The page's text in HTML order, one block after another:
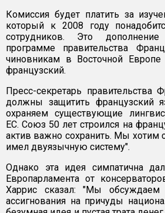
Комиссия будет платить за
который к 2008 году
сотрудников. Это
программе правительства
чиновникам в Восточной
французский.
Пресс-секретарь правительства
должны защитить французский
охраняем существующие
ЕС. Союз 50 лет строился на
актив важно сохранить. Мы хотим
имел двуязычную систему".
Однако эта идея симпатична
Европарламента от
Харрис сказал: "Мы обсуждаем
ассигнования на причуды